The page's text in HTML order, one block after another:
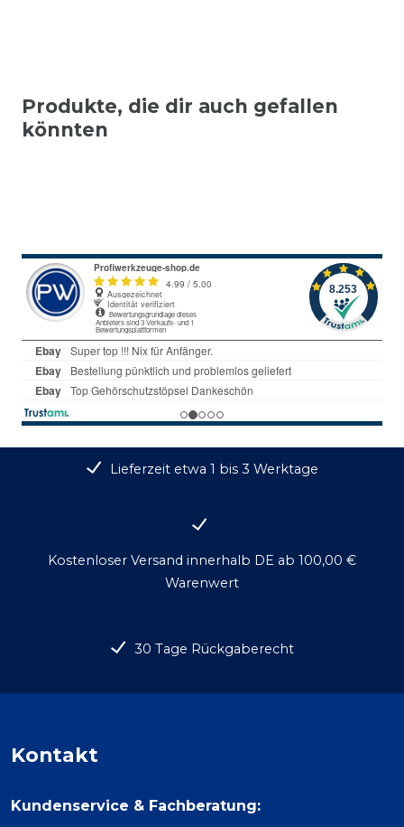
Produkte, die dir auch gefallen
könnten
Lieferzeit etwa 1 bis 3 Werktage
Kostenloser Versand innerhalb DE ab 100,00 €
Warenwert
30 Tage Rückgaberecht
Kontakt
Kundenservice & Fachberatung: